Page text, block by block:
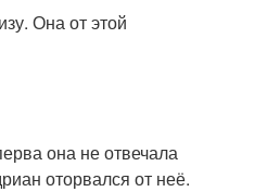
Она от этой
она не отвечала
оторвался от неё.